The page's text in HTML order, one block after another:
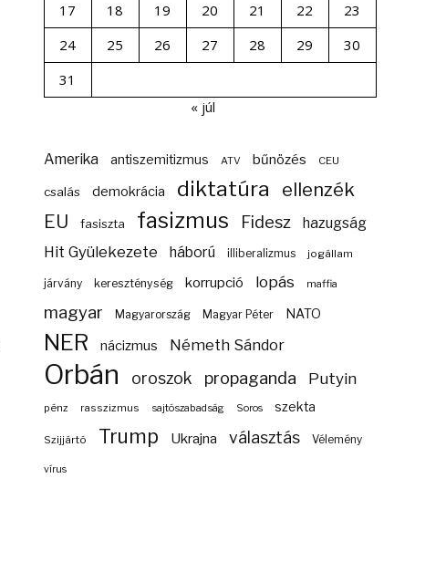
17
18 19 20 21 22
23
24
25 26 27 28 29
30
31
« júl
Amerika antiszemitizmus ATV bűnözés CEU
csalás demokrácia diktatúra ellenzék
EU fasiszta fasizmus Fidesz hazugság
Hit Gyülekezete háború illiberalizmus jogállam
járvány kereszténység korrupció lopás maffia
magyar Magyarország Magyar Péter NATO
NER nácizmus Németh Sándor
Orbán oroszok propaganda Putyin
pénz rasszizmus sajtószabadság Soros szekta
Szijjártó Trump Ukrajna választás Vélemény
vírus